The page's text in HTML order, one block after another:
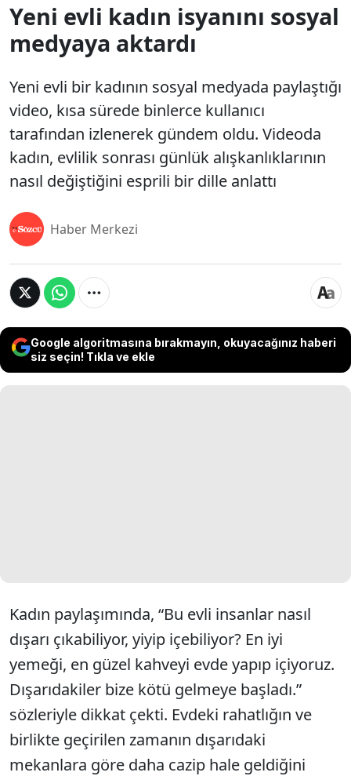
Yeni evli kadın isyanını sosyal
medyaya aktardı
Yeni evli bir kadının sosyal medyada paylaştığı
video, kısa sürede binlerce kullanıcı
tarafından izlenerek gündem oldu. Videoda
kadın, evlilik sonrası günlük alışkanlıklarının
nasıl değiştiğini esprili bir dille anlattı
Haber Merkezi
Google algoritmasına bırakmayın, okuyacağınız haberi
siz seçin! Tıkla ve ekle
Kadın paylaşımında, “Bu evli insanlar nasıl
dışarı çıkabiliyor, yiyip içebiliyor? En iyi
yemeği, en güzel kahveyi evde yapıp içiyoruz.
Dışarıdakiler bize kötü gelmeye başladı.”
sözleriyle dikkat çekti. Evdeki rahatlığın ve
birlikte geçirilen zamanın dışarıdaki
mekanlara göre daha cazip hale geldiğini